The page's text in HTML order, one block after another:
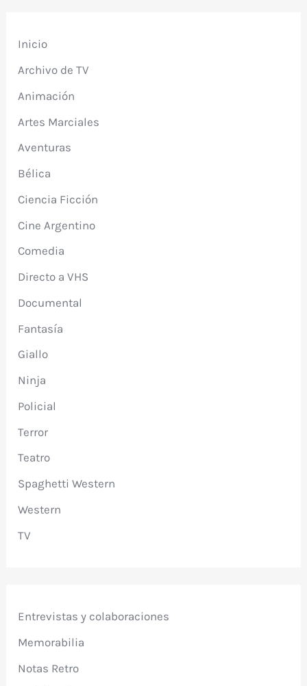
Inicio
Archivo de TV
Animación
Artes Marciales
Aventuras
Bélica
Ciencia Ficción
Cine Argentino
Comedia
Directo a VHS
Documental
Fantasía
Giallo
Ninja
Policial
Terror
Teatro
Spaghetti Western
Western
TV
Entrevistas y colaboraciones
Memorabilia
Notas Retro